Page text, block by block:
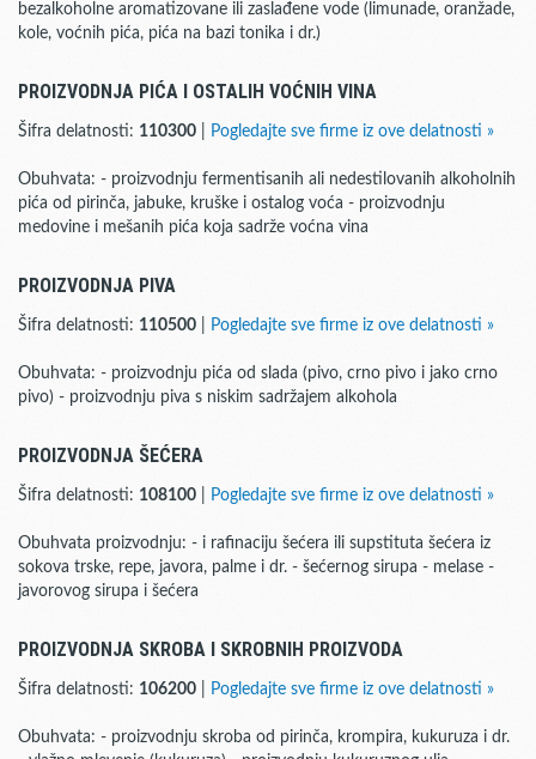
bezalkoholne aromatizovane ili zaslađene vode (limunade, oranžade,
kole, voćnih pića, pića na bazi tonika i dr.)
PROIZVODNJA PIĆA I OSTALIH VOĆNIH VINA
Šifra delatnosti: 110300 Pogledajte sve firme iz ove delatnosti »
Obuhvata: - proizvodnju fermentisanih ali nedestilovanih alkoholnih
pića od pirinča, jabuke, kruške i ostalog voća - proizvodnju
medovine i mešanih pića koja sadrže voćna vina
PROIZVODNJA PIVA
Šifra delatnosti: 110500 Pogledajte sve firme iz ove delatnosti »
Obuhvata: - proizvodnju pića od slada (pivo, crno pivo i jako crno
pivo) - proizvodnju piva s niskim sadržajem alkohola
PROIZVODNJA ŠEĆERA
Šifra delatnosti: 108100 Pogledajte sve firme iz ove delatnosti »
Obuhvata proizvodnju: - i rafinaciju šećera ili supstituta šećera iz
sokova trske, repe, javora, palme i dr. - šećernog sirupa - melase -
javorovog sirupa i šećera
PROIZVODNJA SKROBA I SKROBNIH PROIZVODA
Šifra delatnosti: 106200 Pogledajte sve firme iz ove delatnosti »
Obuhvata: - proizvodnju skroba od pirinča, krompira, kukuruza i dr.